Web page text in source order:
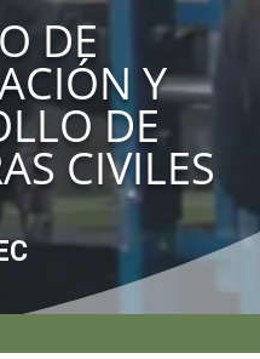
DE
Y
DE
CIVILES